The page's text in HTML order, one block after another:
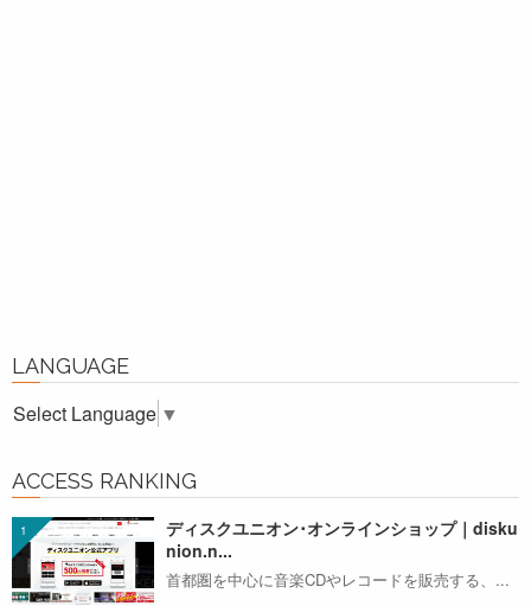
LANGUAGE
Select Language ▼
ACCESS RANKING
ディスクユニオン･オンラインショップ｜disku
nion.n...
首都圏を中心に音楽CDやレコードを販売する、...